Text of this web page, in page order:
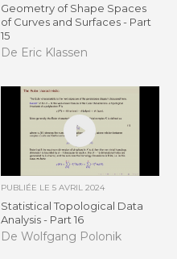
Geometry of Shape Spaces
of Curves and Surfaces - Part
15
De Eric Klassen
PUBLIÉE LE 5 AVRIL 2024
Statistical Topological Data
Analysis - Part 16
De Wolfgang Polonik